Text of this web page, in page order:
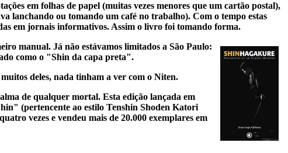
em folhas de papel (muitas vezes menores que um cartão postal),
lanchando ou tomando um café no trabalho). Com o tempo estas
em jornais informativos. Assim o livro foi tomando forma.
manual. Já não estávamos limitados a São Paulo:
como o "Shin da capa preta".
deles, nada tinham a ver com o Niten.
de qualquer mortal. Esta edição lançada em
(pertencente ao estilo Tenshin Shoden Katori
vezes e vendeu mais de 20.000 exemplares em